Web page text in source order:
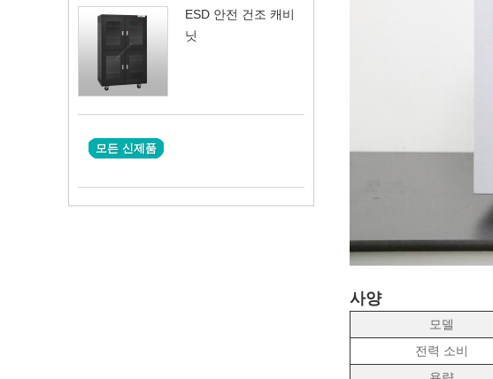
ESD 안전 건조 캐비
닛
모든 신제품
사양
모델
전력 소비